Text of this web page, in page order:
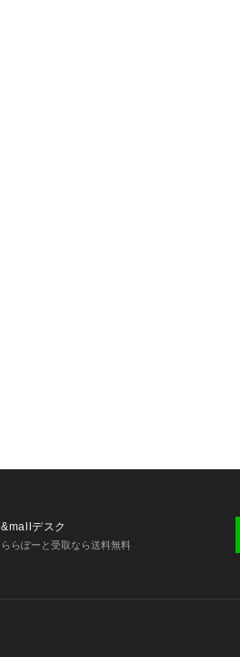
&mallデスク
ららぽーと受取なら送料無料